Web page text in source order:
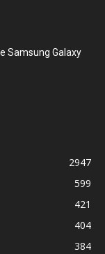
Samsung Galaxy
2947
599
421
404
384